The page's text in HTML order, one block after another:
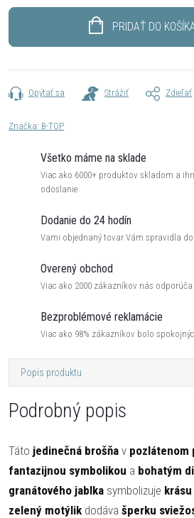
PRIDAŤ DO
Opýtať sa Strážiť Zdieľať
Značka: B-TOP
Všetko máme na sklade
Viac ako 6000+ produktov skladom a
odoslanie
Dodanie do 24 hodín
Vami objednaný tovar Vám spravidla
Overený obchod
Viac ako 2000 zákazníkov nás
Bezproblémové reklamácie
Viac ako 98% zákazníkov bolo
Popis produktu
Podrobný popis
Táto jedinečná brošňa v pozlátenom
fantazijnou symbolikou a bohatým
granátového jablka symbolizuje krásu
zelený motýlik dodáva šperku